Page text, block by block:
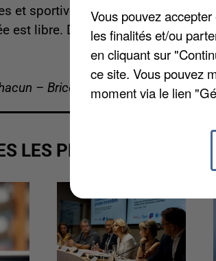
et sportives vont être organisées
est libre. D'autres infos en
– Brice Charrier
LES PLUS VUS
Vous pouvez
les finalités et/ou
en cliquant sur
ce site. Vous pouvez
moment via le lien